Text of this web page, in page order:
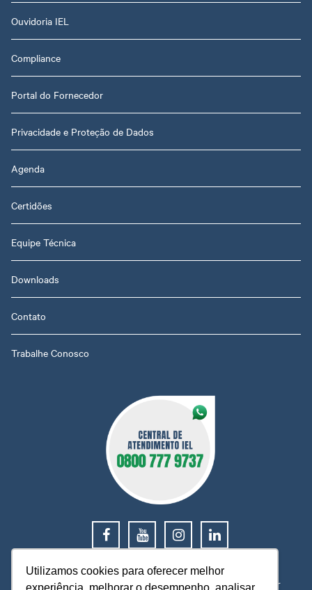
Utilizamos cookies para oferecer melhor
Ouvidoria IEL
Compliance
Portal do Fornecedor
Privacidade e Proteção de Dados
Agenda
Certidões
Equipe Técnica
Downloads
Contato
Trabalhe Conosco
0800 777 9737
O IEL MT está a sua disposição, pronto para esclarecer